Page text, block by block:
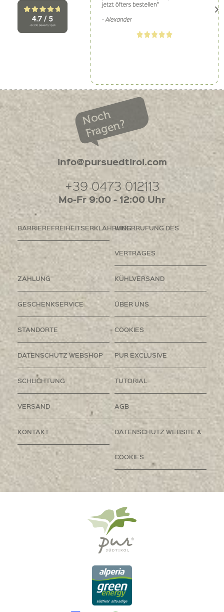
Noch
Fragen?
info@pursuedtirol.com
+39 0473 012113
Mo-Fr 9:00 - 12:00 Uhr
BARRIEREFREIHEITSERKLÄHRUNGWIDERRUFUNG DES
VERTRAGES
ZAHLUNG KÜHLVERSAND
GESCHENKSERVICE ÜBER UNS
STANDORTE COOKIES
DATENSCHUTZ WEBSHOP PUR EXCLUSIVE
SCHLICHTUNG TUTORIAL
VERSAND AGB
KONTAKT DATENSCHUTZ WEBSITE &
COOKIES